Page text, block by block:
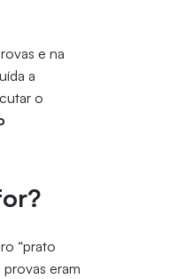
e na
a
o
“prato
eram